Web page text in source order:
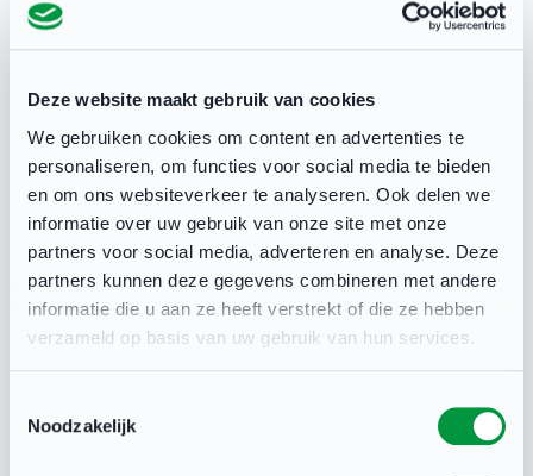
Deze website maakt gebruik van cookies
We gebruiken cookies om content en advertenties te
personaliseren, om functies voor social media te bieden
en om ons websiteverkeer te analyseren. Ook delen we
informatie over uw gebruik van onze site met onze
partners voor social media, adverteren en analyse. Deze
partners kunnen deze gegevens combineren met andere
informatie die u aan ze heeft verstrekt of die ze hebben
verzameld op basis van uw gebruik van hun services.
Noodzakelijk
Vrijwilligersmanagement
Whatsapp Community
Nieuwsbrieven
Clubmonitor 2025
Tevredenheidsonderzoek
Contact Clubondersteuning